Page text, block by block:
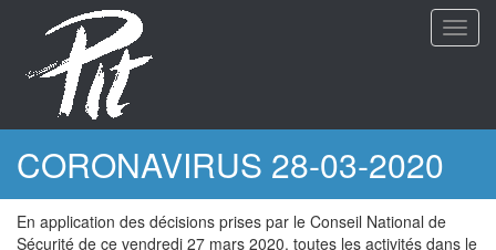
principal
CORONAVIRUS 28-03-2020
En application des décisions prises par le Conseil National de
Sécurité de ce vendredi 27 mars 2020, toutes les activités dans le